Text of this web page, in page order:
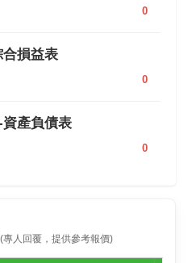
0
合損益表
0
產負債表
0
(專人回覆，提供參考報價)